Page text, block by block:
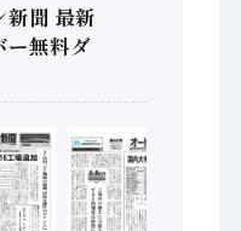
新聞 最新
ー無料ダ